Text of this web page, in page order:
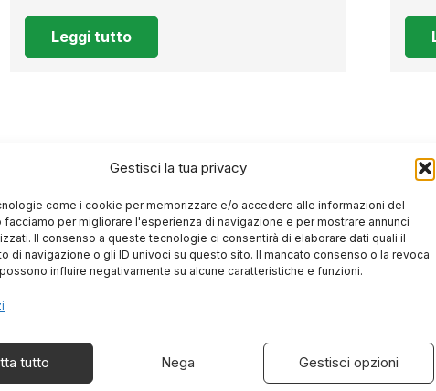
Gestisci la tua privacy
come i cookie per memorizzare e/o accedere alle informazioni del
per migliorare l'esperienza di navigazione e per mostrare annunci
Il consenso a queste tecnologie ci consentirà di elaborare dati quali il
di navigazione o gli ID univoci su questo sito. Il mancato consenso o la revoca
influire negativamente su alcune caratteristiche e funzioni.
tutto Nega Gestisci opzioni
Leggi tutto